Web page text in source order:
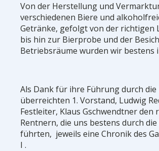
Von der Herstellung und
verschiedenen Biere und
Getränke, gefolgt von der richtigen
bis hin zur Bierprobe und der
Betriebsräume wurden wir bestens
Als Dank für ihre Führung durch
überreichten 1. Vorstand, Ludwig
Festleiter, Klaus Gschwendtner den
Rentnern, die uns bestens durch
führten, jeweils eine Chronik des
I .